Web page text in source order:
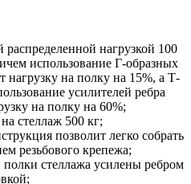
нагрузкой 100
использование Г-образных
нагрузку на полку на 15%, а Т-
усилителей ребра
на полку на 60%;
стеллаж 500 кг;
позволит легко собрать
резьбового крепежа;
стеллажа усилены ребром